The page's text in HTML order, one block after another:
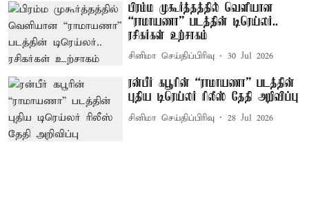
பிரம்ம முகூர்த்தத்தில் வெளியான
“ராமாயணா” படத்தின் டிரெய்லர்..
ரசிகர்கள் உற்சாகம்
சினிமா செய்திப்பிரிவு 30 Jul 2026
ரன்பீர் கபூரின் “ராமாயணா” படத்தின்
புதிய டிரெய்லர் ரிலீஸ் தேதி அறிவிப்பு
சினிமா செய்திப்பிரிவு 28 Jul 2026